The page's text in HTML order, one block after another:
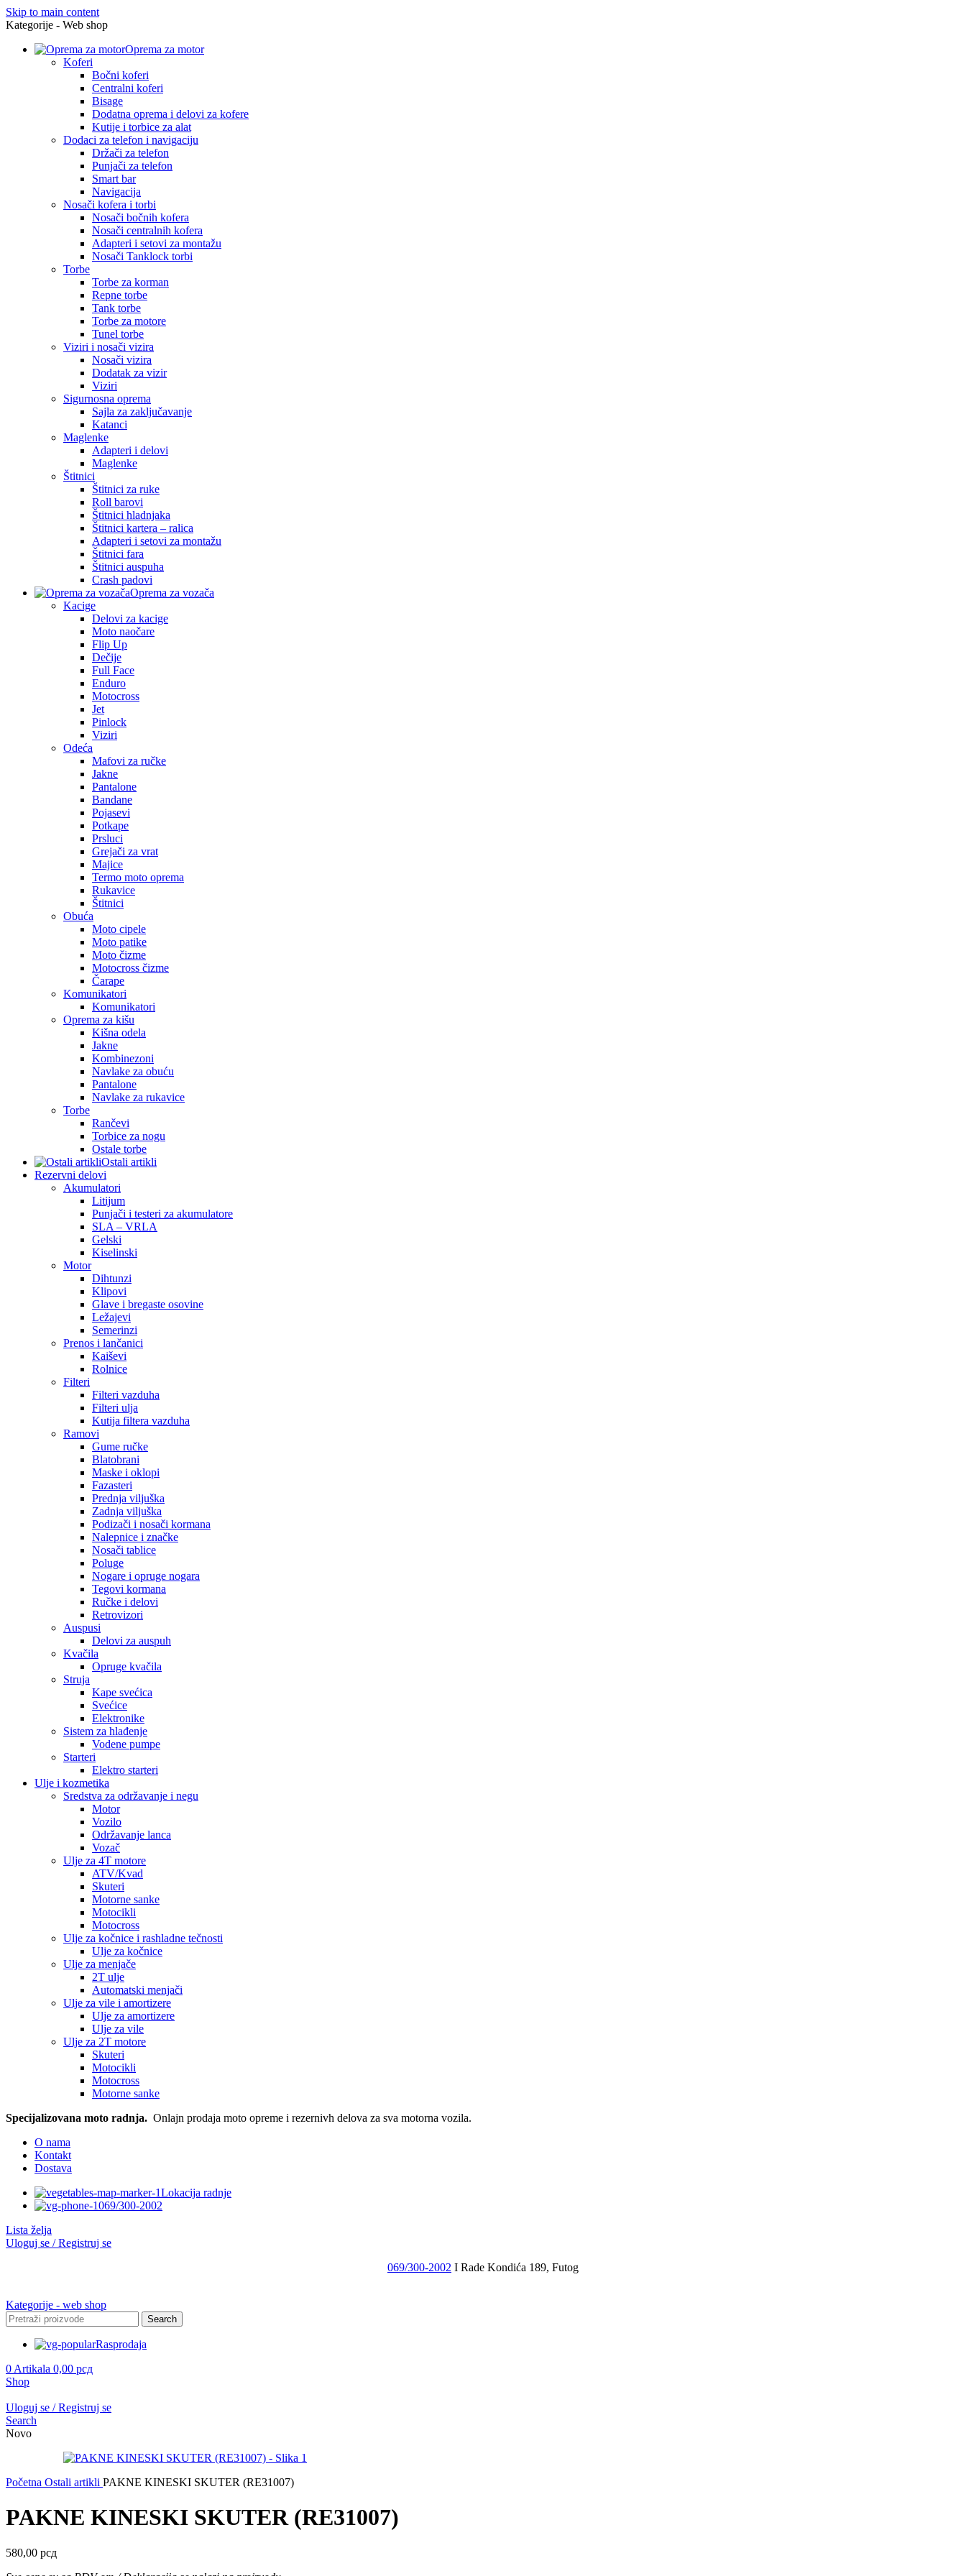
Skip to main content
Kategorije - Web shop
Oprema za motor
Koferi
Bočni koferi
Centralni koferi
Bisage
Dodatna oprema i delovi za kofere
Kutije i torbice za alat
Dodaci za telefon i navigaciju
Držači za telefon
Punjači za telefon
Smart bar
Navigacija
Nosači kofera i torbi
Nosači bočnih kofera
Nosači centralnih kofera
Adapteri i setovi za montažu
Nosači Tanklock torbi
Torbe
Torbe za korman
Repne torbe
Tank torbe
Torbe za motore
Tunel torbe
Viziri i nosači vizira
Nosači vizira
Dodatak za vizir
Viziri
Sigurnosna oprema
Sajla za zaključavanje
Katanci
Maglenke
Adapteri i delovi
Maglenke
Štitnici
Štitnici za ruke
Roll barovi
Štitnici hladnjaka
Štitnici kartera – ralica
Adapteri i setovi za montažu
Štitnici fara
Štitnici auspuha
Crash padovi
Oprema za vozača
Kacige
Delovi za kacige
Moto naočare
Flip Up
Dečije
Full Face
Enduro
Motocross
Jet
Pinlock
Viziri
Odeća
Mafovi za ručke
Jakne
Pantalone
Bandane
Pojasevi
Potkape
Prsluci
Grejači za vrat
Majice
Termo moto oprema
Rukavice
Štitnici
Obuća
Moto cipele
Moto patike
Moto čizme
Motocross čizme
Čarape
Komunikatori
Komunikatori
Oprema za kišu
Kišna odela
Jakne
Kombinezoni
Navlake za obuću
Pantalone
Navlake za rukavice
Torbe
Rančevi
Torbice za nogu
Ostale torbe
Ostali artikli
Rezervni delovi
Akumulatori
Litijum
Punjači i testeri za akumulatore
SLA – VRLA
Gelski
Kiselinski
Motor
Dihtunzi
Klipovi
Glave i bregaste osovine
Ležajevi
Semerinzi
Prenos i lančanici
Kaiševi
Rolnice
Filteri
Filteri vazduha
Filteri ulja
Kutija filtera vazduha
Ramovi
Gume ručke
Blatobrani
Maske i oklopi
Fazasteri
Prednja viljuška
Zadnja viljuška
Podizači i nosači kormana
Nalepnice i značke
Nosači tablice
Poluge
Nogare i opruge nogara
Tegovi kormana
Ručke i delovi
Retrovizori
Auspusi
Delovi za auspuh
Kvačila
Opruge kvačila
Struja
Kape svećica
Svećice
Elektronike
Sistem za hlađenje
Vodene pumpe
Starteri
Elektro starteri
Ulje i kozmetika
Sredstva za održavanje i negu
Motor
Vozilo
Održavanje lanca
Vozač
Ulje za 4T motore
ATV/Kvad
Skuteri
Motorne sanke
Motocikli
Motocross
Ulje za kočnice i rashladne tečnosti
Ulje za kočnice
Ulje za menjače
2T ulje
Automatski menjači
Ulje za vile i amortizere
Ulje za amortizere
Ulje za vile
Ulje za 2T motore
Skuteri
Motocikli
Motocross
Motorne sanke
Specijalizovana moto radnja. Onlajn prodaja moto opreme i rezernivh delova za sva motorna vozila.
O nama
Kontakt
Dostava
Lokacija radnje
069/300-2002
Lista želja
Uloguj se / Registruj se
069/300-2002 I Rade Kondića 189, Futog
Kategorije - web shop
Search
Rasprodaja
0 Artikala 0,00 рсд
Shop
Uloguj se / Registruj se
Search
Novo
Početna Ostali artikli PAKNE KINESKI SKUTER (RE31007)
PAKNE KINESKI SKUTER (RE31007)
580,00 рсд